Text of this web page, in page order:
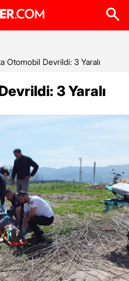
Otomobil Devrildi: 3 Yaralı
3 Yaralı